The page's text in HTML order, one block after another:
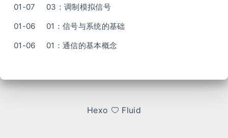
01-07
03：调制模拟信号
01-06
01：信号与系统的基础
01-06
01：通信的基本概念
Hexo Fluid